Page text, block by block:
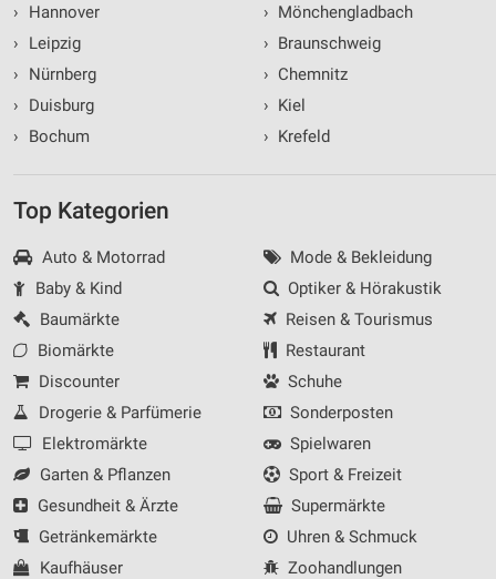
›
Hannover
›
Leipzig
›
Nürnberg
›
Duisburg
›
Bochum
› Mönchengladbach
› Braunschweig
› Chemnitz
› Kiel
› Krefeld
Top Kategorien
Auto & Motorrad
Baby & Kind
Baumärkte
Biomärkte
Discounter
Drogerie & Parfümerie
Elektromärkte
Garten & Pflanzen
Gesundheit & Ärzte
Getränkemärkte
Kaufhäuser
Mode & Bekleidung
Optiker & Hörakustik
Reisen & Tourismus
Restaurant
Schuhe
Sonderposten
Spielwaren
Sport & Freizeit
Supermärkte
Uhren & Schmuck
Zoohandlungen